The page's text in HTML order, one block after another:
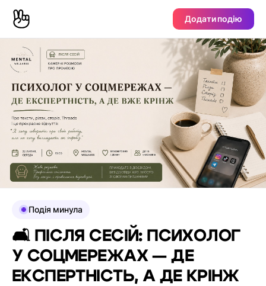
Додати подію
Подія минула
🛋 ПІСЛЯ СЕСІЙ: ПСИХОЛОГ
У СОЦМЕРЕЖАХ — ДЕ
ЕКСПЕРТНІСТЬ, А ДЕ КРІНЖ